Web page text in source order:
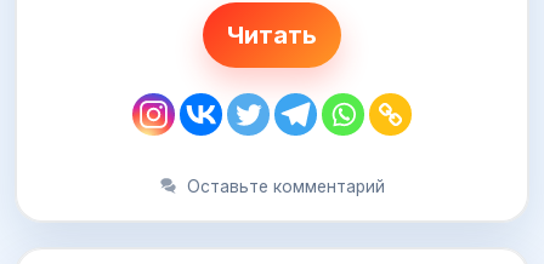
Читать
Оставьте комментарий